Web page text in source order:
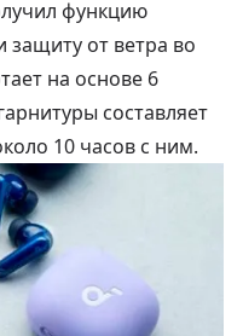
функцию
от ветра во
на основе 6
составляет
10 часов с ним.